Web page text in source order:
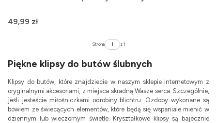
Cena
49,99 zł
Strona z 1
Piękne klipsy do butów ślubnych
Klipsy do butów, które znajdziecie w naszym sklepie internetowym z
oryginalnymi akcesoriami, z miejsca skradną Wasze serca. Szczególnie,
jeśli jesteście miłośniczkami odrobiny blichtru. Ozdoby wykonane są
bowiem ze świecących elementów, które będą się wspaniale mienić w
dziennym lub wieczornym świetle. Kryształkowe klipsy są bajecznie